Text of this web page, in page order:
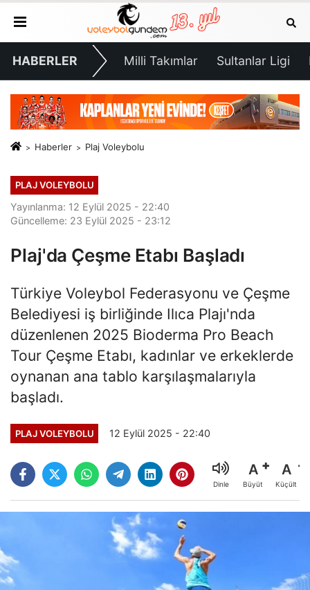
HABERLER Milli Takımlar Sultanlar Ligi
Haberler Plaj Voleybolu
PLAJ VOLEYBOLU
Yayınlanma: 12 Eylül 2025 - 22:40
Güncelleme: 23 Eylül 2025 - 23:12
Plaj'da Çeşme Etabı Başladı
Türkiye Voleybol Federasyonu ve Çeşme
Belediyesi iş birliğinde Ilıca Plajı'nda
düzenlenen 2025 Bioderma Pro Beach
Tour Çeşme Etabı, kadınlar ve erkeklerde
oynanan ana tablo karşılaşmalarıyla
başladı.
PLAJ VOLEYBOLU 12 Eylül 2025 - 22:40
Dinle
A
Büyüt
A
Küçült